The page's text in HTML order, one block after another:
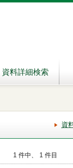
資料詳細検索
資
1 件中、 1 件目